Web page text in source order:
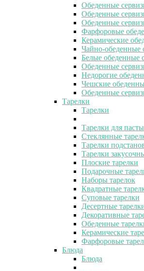
Обеденные
Обеденные
Обеденные
Фарфоровые
Керамические
Чайно-обеденные
Белые обеденные
Обеденные
Недорогие
Чешские
Обеденные
Тарелки
Тарелки
Тарелки для пасты
Стеклянные
Тарелки
Тарелки
Плоские тарелки
Подарочные
Наборы тарелок
Квадратные
Суповые тарелки
Десертные
Декоративные
Обеденные
Керамические
Фарфоровые
Блюда
Блюда